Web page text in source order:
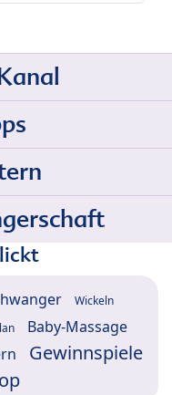
Wickeln
Baby-Massage
Gewinnspiele